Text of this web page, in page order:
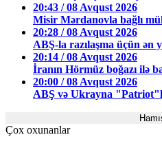
20:43 / 08 Avqust 2026
Misir Mərdanovla bağlı
20:28 / 08 Avqust 2026
ABŞ-la razılaşma üçün ən
20:14 / 08 Avqust 2026
İranın Hörmüz boğazı ilə
20:00 / 08 Avqust 2026
ABŞ və Ukrayna
Çox oxunanlar